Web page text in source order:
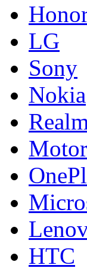
LG
Sony
Nokia
HTC